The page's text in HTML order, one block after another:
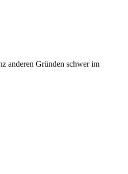
anderen Gründen schwer im